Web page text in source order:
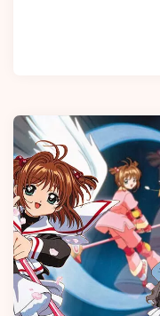
Post
navigation